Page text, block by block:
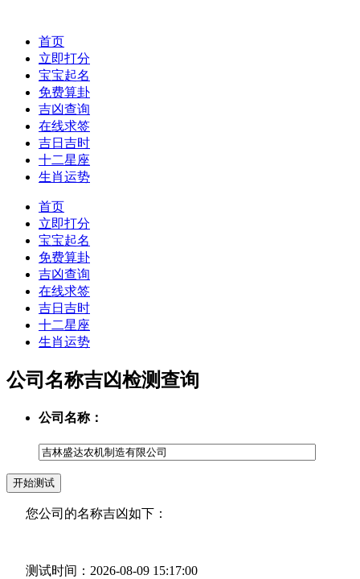
首页
立即打分
宝宝起名
免费算卦
吉凶查询
在线求签
吉日吉时
十二星座
生肖运势
首页
立即打分
宝宝起名
免费算卦
吉凶查询
在线求签
吉日吉时
十二星座
生肖运势
公司名称吉凶检测查询
公司名称：
您公司的名称吉凶如下：
测试时间：2026-08-09 15:17:00